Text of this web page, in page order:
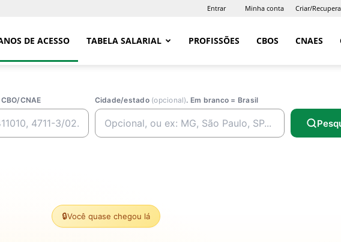
Entrar Minha conta Criar/
DE ACESSO TABELA SALARIAL PROFISSÕES CBOS CNAES
CNAE Cidade/estado (opcional). Em branco = Brasil
🔒Você quase chegou lá